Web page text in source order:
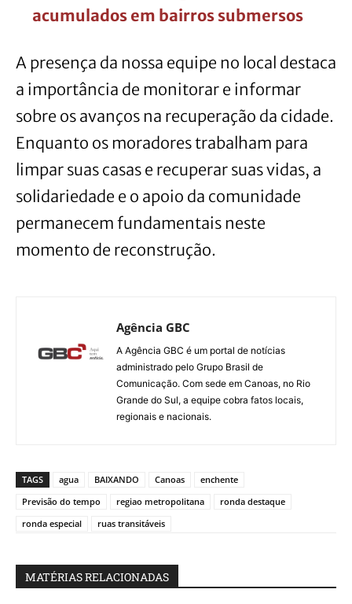
acumulados em bairros submersos
A presença da nossa equipe no local destaca
a importância de monitorar e informar
sobre os avanços na recuperação da cidade.
Enquanto os moradores trabalham para
limpar suas casas e recuperar suas vidas, a
solidariedade e o apoio da comunidade
permanecem fundamentais neste
momento de reconstrução.
Agência GBC
A Agência GBC é um portal de notícias
administrado pelo Grupo Brasil de
Comunicação. Com sede em Canoas, no Rio
Grande do Sul, a equipe cobra fatos locais,
regionais e nacionais.
TAGS agua BAIXANDO Canoas
enchente
Previsão do tempo
regiao metropolitana
ronda destaque
ronda especial
ruas transitáveis
MATÉRIAS RELACIONADAS